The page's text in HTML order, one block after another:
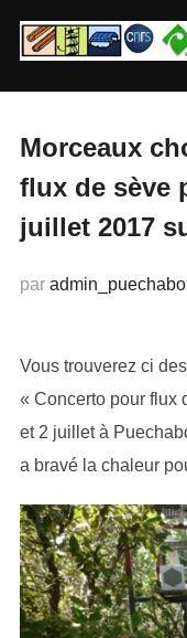
Morceaux
flux de sève
juillet 2017
par
Vous trouverez ci
« Concerto pour flux
et 2 juillet à
a bravé la chaleur